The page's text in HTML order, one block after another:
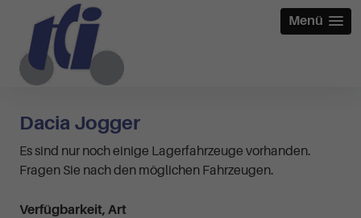
Menü
Dacia Jogger
Es sind nur noch einige Lagerfahrzeuge vorhanden.
Fragen Sie nach den möglichen Fahrzeugen.
Verfügbarkeit, Art